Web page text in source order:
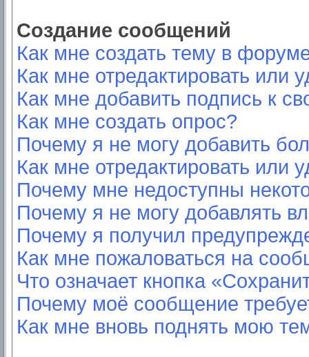
Создание сообщений
Как мне создать тему в
Как мне отредактировать или
Как мне добавить подпись к
Как мне создать опрос?
Почему я не могу добавить
Как мне отредактировать или
Почему мне недоступны
Почему я не могу добавлять
Почему я получил
Как мне пожаловаться на
Что означает кнопка
Почему моё сообщение
Как мне вновь поднять мою